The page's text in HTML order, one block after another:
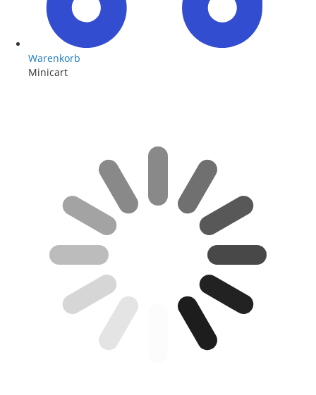
Warenkorb
Minicart